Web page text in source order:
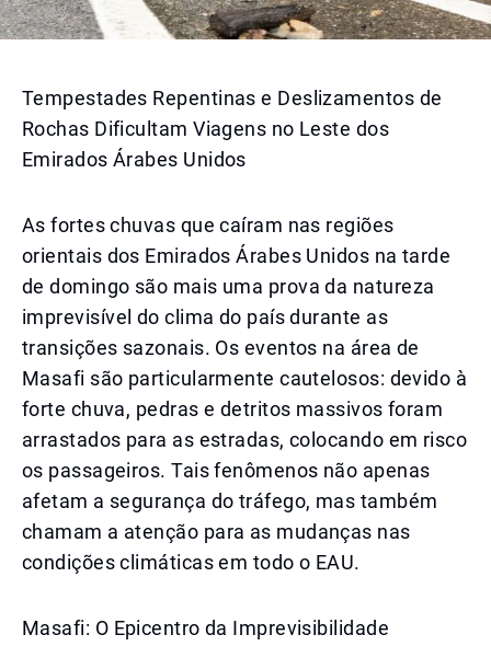
Tempestades Repentinas e Deslizamentos de
Rochas Dificultam Viagens no Leste dos
Emirados Árabes Unidos
As fortes chuvas que caíram nas regiões
orientais dos Emirados Árabes Unidos na tarde
de domingo são mais uma prova da natureza
imprevisível do clima do país durante as
transições sazonais. Os eventos na área de
Masafi são particularmente cautelosos: devido à
forte chuva, pedras e detritos massivos foram
arrastados para as estradas, colocando em risco
os passageiros. Tais fenômenos não apenas
afetam a segurança do tráfego, mas também
chamam a atenção para as mudanças nas
condições climáticas em todo o EAU.
Masafi: O Epicentro da Imprevisibilidade